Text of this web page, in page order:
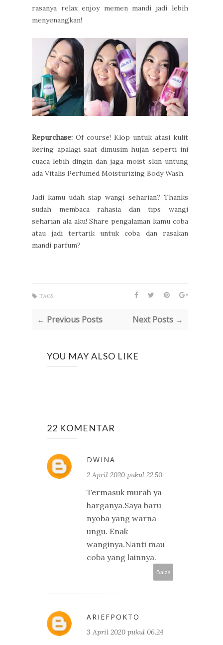
rasanya relax enjoy memen mandi jadi lebih
menyenangkan!
Repurchase: Of course! Klop untuk atasi kulit
kering apalagi saat dimusim hujan seperti ini
cuaca lebih dingin dan jaga moist skin untung
ada Vitalis Perfumed Moisturizing Body Wash.
Jadi kamu udah siap wangi seharian? Thanks
sudah membaca rahasia dan tips wangi
seharian ala aku! Share pengalaman kamu coba
atau jadi tertarik untuk coba dan rasakan
mandi parfum?
TAGS :
← Previous Posts Next Posts →
YOU MAY ALSO LIKE
22 KOMENTAR
DWINA
2 April 2020 pukul 22.50
Termasuk murah ya
harganya.Saya baru
nyoba yang warna
ungu. Enak
wanginya.Nanti mau
coba yang lainnya.
Balas
ARIEFPOKTO
3 April 2020 pukul 06.24